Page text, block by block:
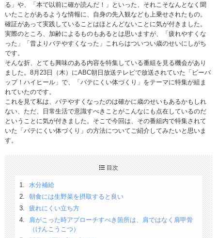
る」や、「本で以前に確か読んだ！」といった、それこそなんとなく聞
いたことがあるような情報に、自身の先入観なども上乗せされたもの。
確証があって実践していることはほとんどないことに気が付きました。
実際のところ、加齢によるものもあるとは思いますが、「疲れやすくな
った」「昔よりバテやすくなった」これらはついつい歳のせいにしがち
です。
そんな折、とても興味のある内容を特集している番組を見る機会があり
ました。8月23日（木）にABC朝日放送テレビで放送されていた「ビーバ
ップ！ハイヒール」で、「バテにくい体づくり」をテーマに特集が組ま
れていたのです。
これを見て私は、バテやすくなったのは確かに歳のせいもあるかもしれ
ない、ただ、日常生活で意識すべきことがこんなにも点在しているのだ
ということに気が付きました。そこで今回は、その番組内で特集されて
いた「バテにくい体づくり」の方法についてご紹介してみたいと思いま
す。
目次
水分補給
朝食には生野菜を摂取すると良い
疲れにくい立ち方
肩がこった時アプローチすべき箇所は、肩ではなく肩甲骨
（けんこうこつ）